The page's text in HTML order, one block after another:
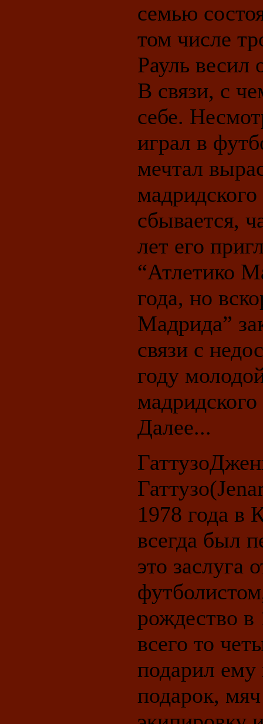
семью
том числе
Рауль весил
В связи, с
себе.
играл в
мечтал
сбывается,
лет его
“Атлетико
года, но
Мадрида”
связи с
году
мадридского
Далее...
1978 года в
всегда был
это заслуга
рождество
всего то
подарил
подарок,